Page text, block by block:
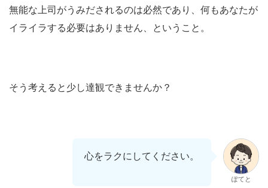
無能な上司がうみだされるのは必然であり、何もあなたが
イライラする必要はありません、ということ。
そう考えると少し達観できませんか？
心をラクにしてください。
ぽてと